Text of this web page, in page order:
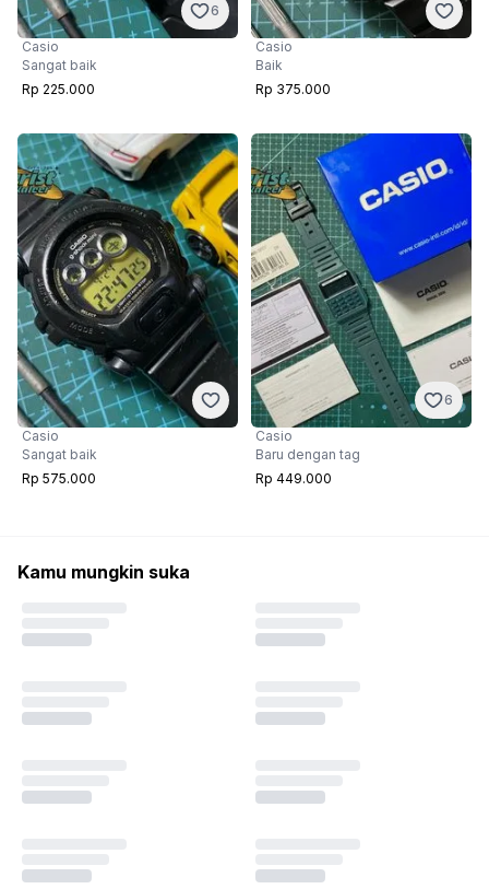
6
Casio
Sangat baik
Rp 225.000
Casio
Baik
Rp 375.000
Casio
Sangat baik
Rp 575.000
6
Casio
Baru dengan tag
Rp 449.000
Kamu mungkin suka